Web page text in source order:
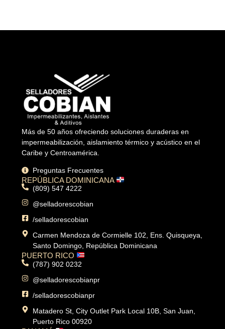
Más de 50 años ofreciendo soluciones duraderas en
impermeabilización, aislamiento térmico y acústico en el
Caribe y Centroamérica.
Preguntas Frecuentes
REPÚBLICA DOMINICANA
(809) 547 4222
@selladorescobian
/selladorescobian
Carmen Mendoza de Cormielle 102, Ens. Quisqueya,
Santo Domingo, República Dominicana
PUERTO RICO
(787) 902 0232
@selladorescobianpr
/selladorescobianpr
Matadero St, City Outlet Park Local 10B, San Juan,
Puerto Rico 00920